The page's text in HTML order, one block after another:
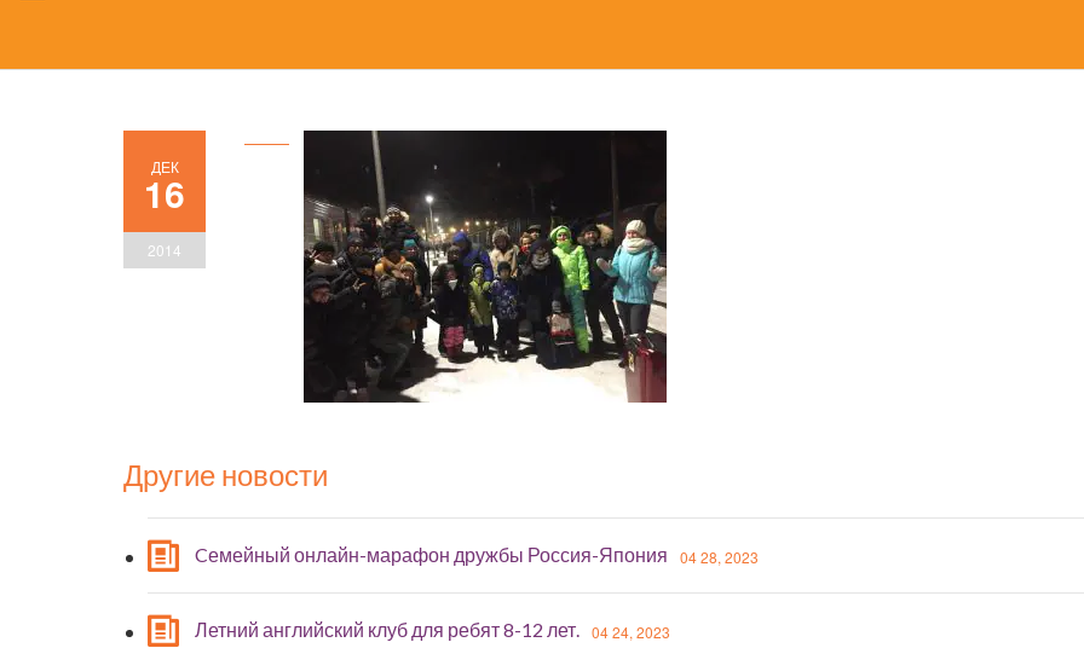
ДЕК
16
2014
Другие новости
Cемейный онлайн-марафон дружбы Россия-Япония 04 28, 2023
Летний английский клуб для ребят 8-12 лет. 04 24, 2023